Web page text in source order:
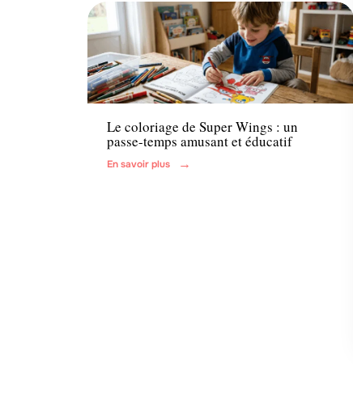
Famille
Le coloriage de Super Wings : un
passe-temps amusant et éducatif
En savoir plus